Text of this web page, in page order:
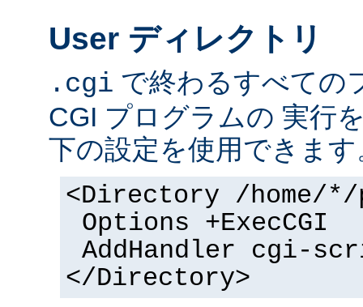
User ディレクトリ
.cgi で終わるすべての
CGI プログラムの 実行
下の設定を使用できます
<Directory /home/
Options +ExecCGI
AddHandler cgi-
</Directory>